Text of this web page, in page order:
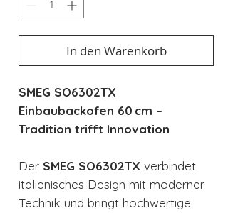
In den Warenkorb
SMEG SO6302TX
Einbaubackofen 60 cm –
Tradition trifft Innovation
Der SMEG SO6302TX verbindet
italienisches Design mit moderner
Technik und bringt hochwertige